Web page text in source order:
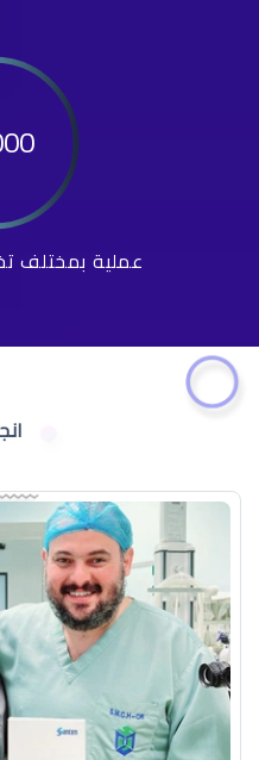
عملية بمختلف